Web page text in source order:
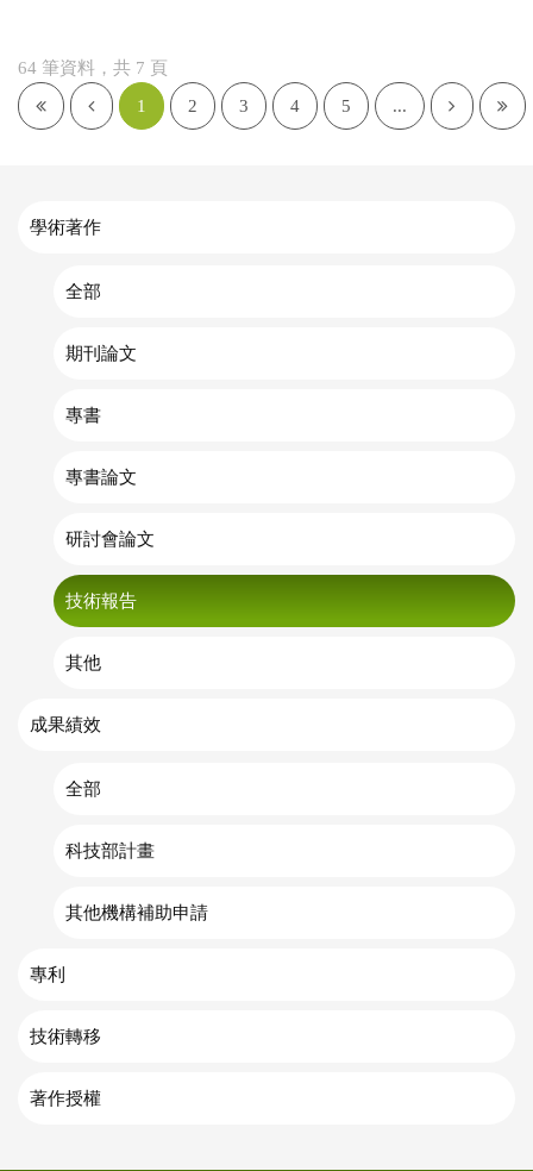
64 筆資料，共 7 頁
1
2 3 4 5 ...
學術著作
全部
期刊論文
專書
專書論文
研討會論文
技術報告
其他
成果績效
全部
科技部計畫
其他機構補助申請
專利
技術轉移
著作授權